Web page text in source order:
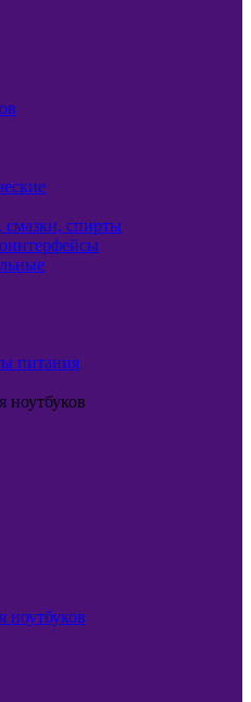
спирты
питания
ноутбуков
ноутбуков